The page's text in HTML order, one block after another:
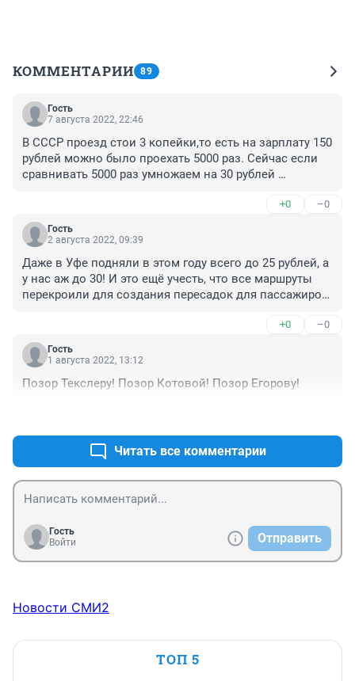
КОММЕНТАРИИ 89
Гость
7 августа 2022, 22:46
В СССР проезд стои 3 копейки,то есть на зарплату 150
рублей можно было проехать 5000 раз. Сейчас если
сравнивать 5000 раз умножаем на 30 рублей
+0 –0
Гость
2 августа 2022, 09:39
Даже в Уфе подняли в этом году всего до 25 рублей, а
у нас аж до 30! И это ещё учесть, что все маршруты
перекроили для создания пересадок для пассажиров!
добраться. А зарплаты никто не повысит.
+0 –0
Гость
1 августа 2022, 13:12
Позор Текслеру! Позор Котовой! Позор Егорову!
Читать все комментарии
Гость
Войти
Отправить
Новости СМИ2
ТОП 5